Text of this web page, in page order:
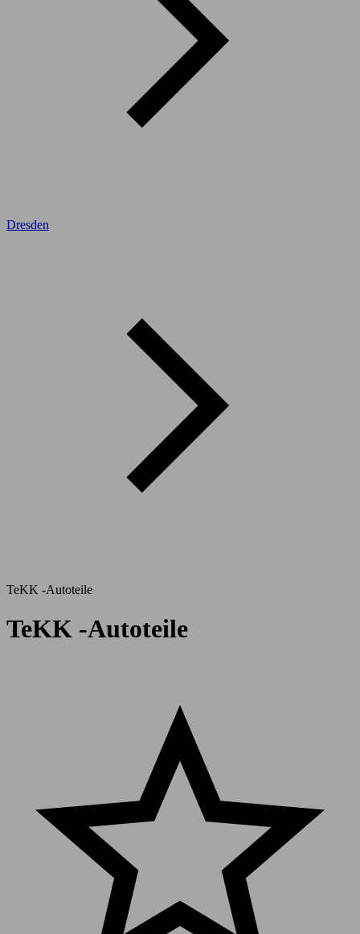
Dresden
TeKK -Autoteile
TeKK -Autoteile